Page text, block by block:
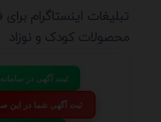
تبلیغات اینستاگرام
محصولات کودک و نوزاد
📢 ثبت آگهی در سامانه
💬 ثبت آگهی شما در این